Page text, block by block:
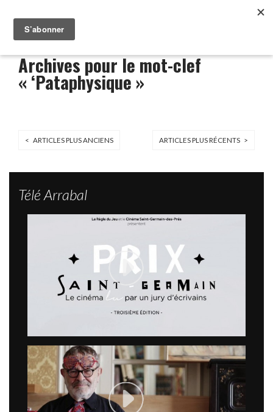
Archives pour le mot-clef
« ‘Pataphysique »
< ARTICLES PLUS ANCIENS ARTICLES PLUS RÉCENTS >
Télé Arrabal